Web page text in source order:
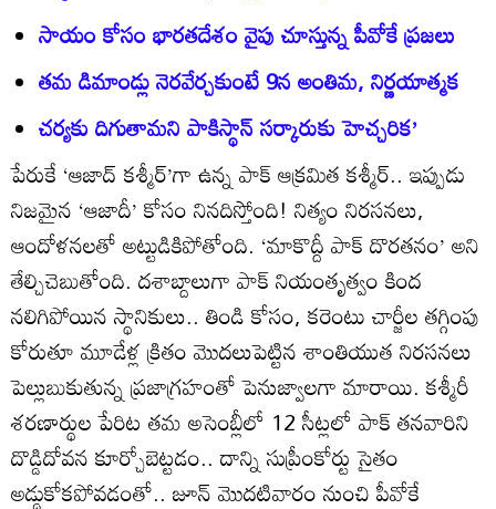
సాయం కోసం భారతదేశం వైపు చూస్తున్న పీవోకే ప్రజలు
తమ డిమాండ్లు నెరవేర్చకుంటే 9న అంతిమ, నిర్ణయాత్మక
చర్యకు దిగుతామని పాకిస్థాన్‌ సర్కారుకు హెచ్చరిక’
పేరుకే ‘ఆజాద్‌ కశ్మీర్‌’గా ఉన్న పాక్‌ ఆక్రమిత కశ్మీర్‌.. ఇప్పుడు
నిజమైన ‘ఆజాదీ’ కోసం నినదిస్తోంది! నిత్యం నిరసనలు,
ఆందోళనలతో అట్టుడికిపోతోంది. ‘మాకొద్దీ పాక్‌ దొరతనం’ అని
తేల్చిచెబుతోంది. దశాబ్దాలుగా పాక్‌ నియంతృత్వం కింద
నలిగిపోయిన స్థానికులు.. తిండి కోసం, కరెంటు చార్జీల తగ్గింపు
కోరుతూ మూడేళ్ల క్రితం మొదలుపెట్టిన శాంతియుత నిరసనలు
పెల్లుబుకుతున్న ప్రజాగ్రహంతో పెనుజ్వాలగా మారాయి. కశ్మీరీ
శరణార్థుల పేరిట తమ అసెంబ్లీలో 12 సీట్లలో పాక్‌ తనవారిని
దొడ్డిదోవన కూర్చోబెట్టడం.. దాన్ని సుప్రీంకోర్టు సైతం
అడ్డుకోకపోవడంతో.. జూన్‌ మొదటివారం నుంచి పీవోకే